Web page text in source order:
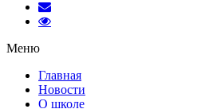
Меню
Главная
Новости
О школе